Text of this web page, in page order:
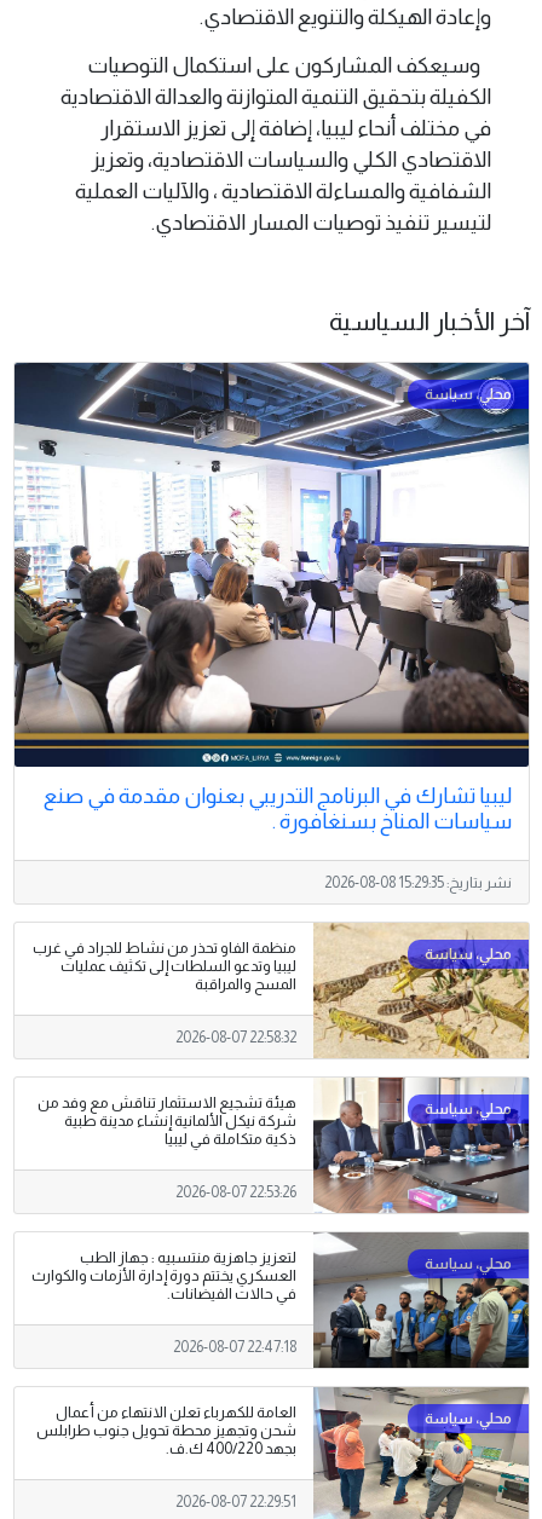
وإعادة الهيكلة والتنويع الاقتصادي.
وسيعكف المشاركون على استكمال التوصيات
الكفيلة بتحقيق التنمية المتوازنة والعدالة الاقتصادية
في مختلف أنحاء ليبيا، إضافة إلى تعزيز الاستقرار
الاقتصادي الكلي والسياسات الاقتصادية، وتعزيز
الشفافية والمساءلة الاقتصادية ، والآليات العملية
لتيسير تنفيذ توصيات المسار الاقتصادي.
آخر الأخبار السياسية
ليبيا تشارك في البرنامج التدريبي بعنوان مقدمة في صنع
سياسات المناخ بسنغافورة .
نشر بتاريخ:2026-08-08 15:29:35
منظمة الفاو تحذر من نشاط للجراد في غرب
ليبيا وتدعو السلطات إلى تكثيف عمليات
المسح والمراقبة
2026-08-07 22:58:32
هيئة تشجيع الاستثمار تناقش مع وفد من
شركة نيكل الألمانية إنشاء مدينة طبية
ذكية متكاملة في ليبيا
2026-08-07 22:53:26
لتعزيز جاهزية منتسبيه : جهاز الطب
العسكري يختتم دورة إدارة الأزمات والكوارث
في حالات الفيضانات.
2026-08-07 22:47:18
العامة للكهرباء تعلن الانتهاء من أعمال
شحن وتجهيز محطة تحويل جنوب طرابلس
بجهد 400/220 ك.ف.
2026-08-07 22:29:51